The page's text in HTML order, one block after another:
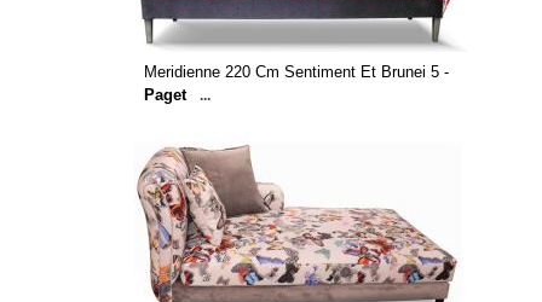
Meridienne 220 Cm Sentiment Et Brunei 5 -
Paget
...